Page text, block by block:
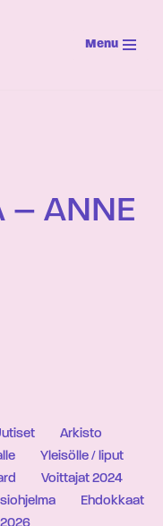
Menu
– ANNE
Arkisto
Yleisölle / liput
Voittajat 2024
Ehdokkaat